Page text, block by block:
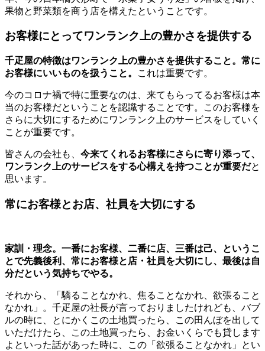
果物と野菜類を商う店を構えたということです。
お客様にとってワンランク上の豊かさを提供する
千疋屋の特徴はワンランク上の豊かさを提供すること。常に
お客様にいいものを扱うこと。
これは重要です。
今のコロナ禍で特に重要なのは、来てもらってるお客様は本
当のお客様だということを認識することです。このお客様を
さらに大切にするためにワンランク上のサービスをしていく
ことが重要です。
皆さんの会社も、 今来てくれるお客様にさらに寄り添って、
ワンランク上のサービスをする心構えを持つことが重要だと
思います。
常にお客様とお店、社員を大切にする
家訓・理念。一番にお客様、二番に店、三番は己、というこ
とで先義後利、常にお客様と店・社員を大切にし、最後は自
分だという気持ちでやる。
それから、「驕ることなかれ、焦ることなかれ、欲張ること
なかれ」。千疋屋の社長が言っておりましたけれども、バブ
ルの時に、とにかくこの土地買ったら、この田んぼを出して
いただけたら、この土地買ったら、お金いくらでも貸します
よといった話があった時に、この「欲張ることなかれ」とい